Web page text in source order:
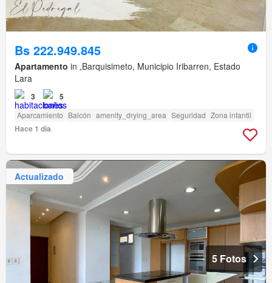
Bs 222.949.845
Apartamento in ,Barquisimeto, Municipio Iribarren, Estado
Lara
3 5
Aparcamiento Balcón amenity_drying_area Seguridad Zona infantil
Hace 1 día
Actualizado
5 Fotos